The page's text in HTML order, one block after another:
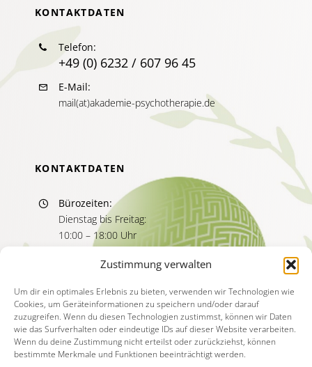
Zustimmung verwalten
Um dir ein optimales Erlebnis zu bieten, verwenden wir Technologien wie
Cookies, um Geräteinformationen zu speichern und/oder darauf
zuzugreifen. Wenn du diesen Technologien zustimmst, können wir Daten
wie das Surfverhalten oder eindeutige IDs auf dieser Website verarbeiten.
Wenn du deine Zustimmung nicht erteilst oder zurückziehst, können
bestimmte Merkmale und Funktionen beeinträchtigt werden.
KONTAKTDATEN
Telefon:
+49 (0) 6232 / 607 96 45
E-Mail:
mail(at)akademie-psychotherapie.de
KONTAKTDATEN
Bürozeiten:
Dienstag bis Freitag:
10:00 – 18:00 Uhr
Sprechzeiten:
11:00 – 13:00 Uhr
15:00 – 17:00 Uhr